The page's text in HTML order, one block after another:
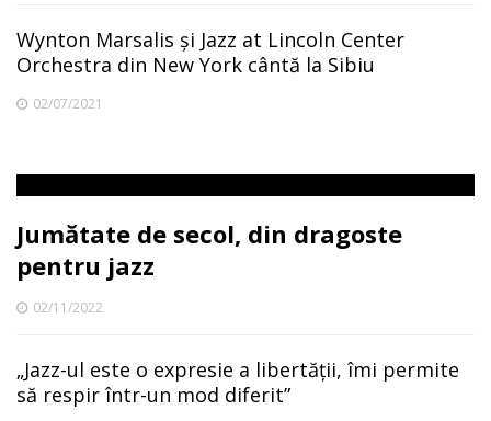
Wynton Marsalis și Jazz at Lincoln Center
Orchestra din New York cântă la Sibiu
02/07/2021
Jumătate de secol, din dragoste
pentru jazz
02/11/2022
„Jazz-ul este o expresie a libertății, îmi permite
să respir într-un mod diferit”